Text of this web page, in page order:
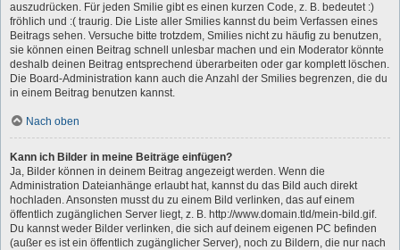
auszudrücken. Für jeden Smilie gibt es einen kurzen Code, z. B. bedeutet :)
fröhlich und :( traurig. Die Liste aller Smilies kannst du beim Verfassen eines
Beitrags sehen. Versuche bitte trotzdem, Smilies nicht zu häufig zu benutzen,
sie können einen Beitrag schnell unlesbar machen und ein Moderator könnte
deshalb deinen Beitrag entsprechend überarbeiten oder gar komplett löschen.
Die Board-Administration kann auch die Anzahl der Smilies begrenzen, die du
in einem Beitrag benutzen kannst.
Nach oben
Kann ich Bilder in meine Beiträge einfügen?
Ja, Bilder können in deinem Beitrag angezeigt werden. Wenn die
Administration Dateianhänge erlaubt hat, kannst du das Bild auch direkt
hochladen. Ansonsten musst du zu einem Bild verlinken, das auf einem
öffentlich zugänglichen Server liegt, z. B. http://www.domain.tld/mein-bild.gif.
Du kannst weder Bilder verlinken, die sich auf deinem eigenen PC befinden
(außer es ist ein öffentlich zugänglicher Server), noch zu Bildern, die nur nach